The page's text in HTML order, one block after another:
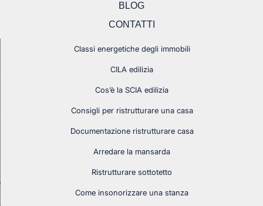
BLOG
CONTATTI
Classi energetiche degli immobili
CILA edilizia
Cos’è la SCIA edilizia
Consigli per ristrutturare una casa
Documentazione ristrutturare casa
Arredare la mansarda
Ristrutturare sottotetto
Come insonorizzare una stanza